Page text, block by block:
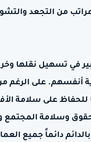
من التجعد
في تسهيل نقلها
أنفسهم. على
على سلامة
وسلامة المجتمع
دائماً جميع